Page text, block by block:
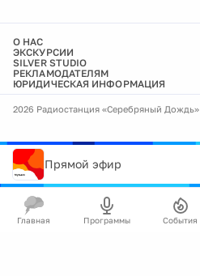
О НАС
ЭКСКУРСИИ
SILVER STUDIO
РЕКЛАМОДАТЕЛЯМ
ЮРИДИЧЕСКАЯ ИНФОРМАЦИЯ
2026 Радиостанция «Серебряный Дождь»
Прямой эфир
Главная Программы События